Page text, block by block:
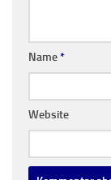
Name*
Website